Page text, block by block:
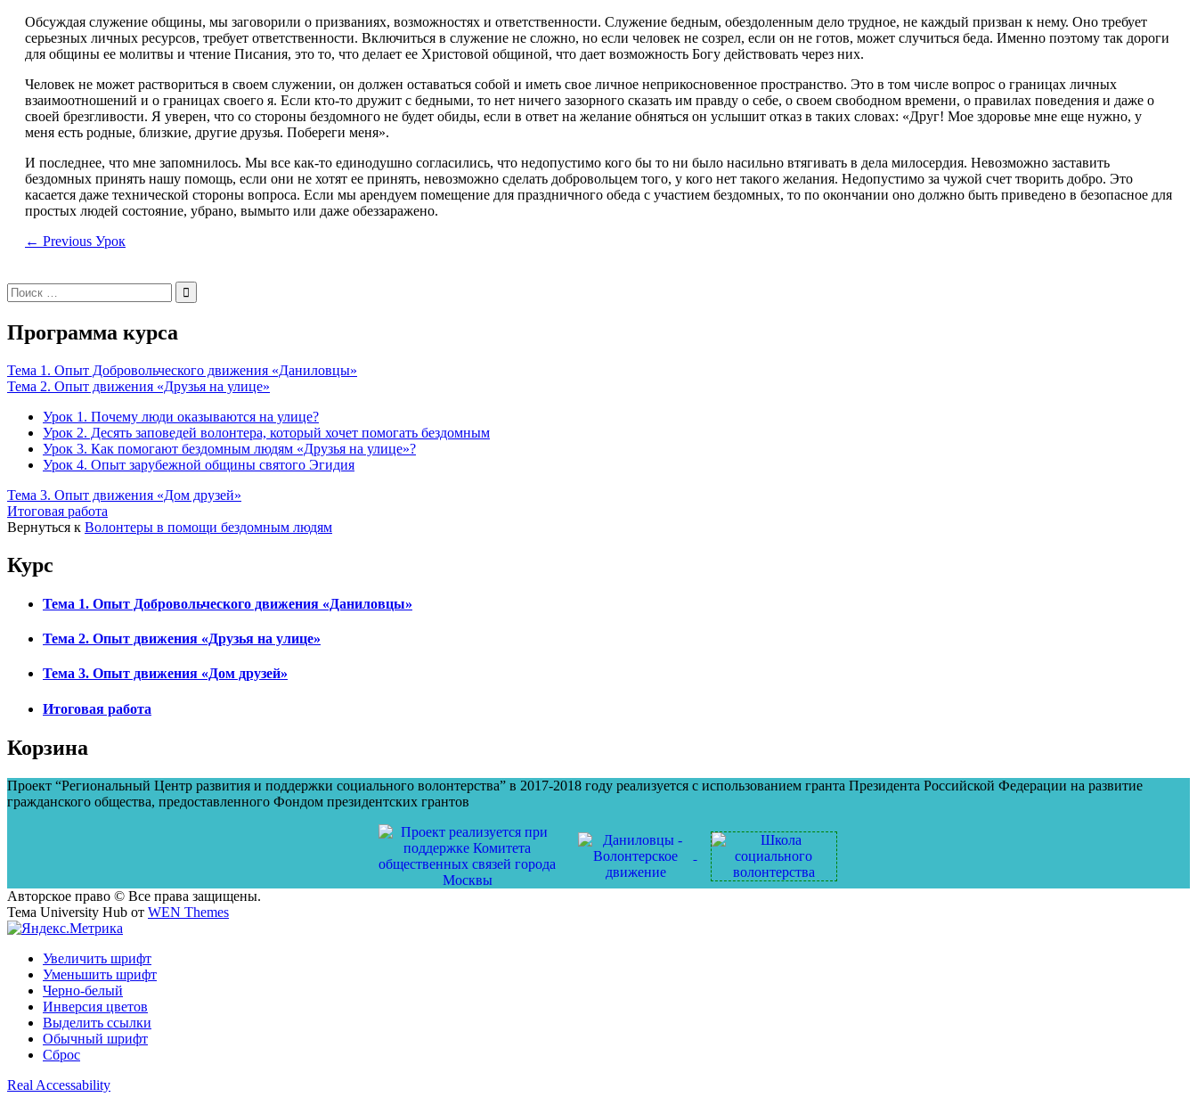
Обсуждая служение общины, мы заговорили о призваниях, возможностях и ответственности. Служение бедным, обездоленным дело трудное, не каждый призван к нему. Оно требует
серьезных личных ресурсов, требует ответственности. Включиться в служение не сложно, но если человек не созрел, если он не готов, может случиться беда. Именно поэтому так дороги
для общины ее молитвы и чтение Писания, это то, что делает ее Христовой общиной, что дает возможность Богу действовать через них.
Человек не может раствориться в своем служении, он должен оставаться собой и иметь свое личное неприкосновенное пространство. Это в том числе вопрос о границах личных
взаимоотношений и о границах своего я. Если кто-то дружит с бедными, то нет ничего зазорного сказать им правду о себе, о своем свободном времени, о правилах поведения и даже о
своей брезгливости. Я уверен, что со стороны бездомного не будет обиды, если в ответ на желание обняться он услышит отказ в таких словах: «Друг! Мое здоровье мне еще нужно, у
меня есть родные, близкие, другие друзья. Побереги меня».
И последнее, что мне запомнилось. Мы все как-то единодушно согласились, что недопустимо кого бы то ни было насильно втягивать в дела милосердия. Невозможно заставить
бездомных принять нашу помощь, если они не хотят ее принять, невозможно сделать добровольцем того, у кого нет такого желания. Недопустимо за чужой счет творить добро. Это
касается даже технической стороны вопроса. Если мы арендуем помещение для праздничного обеда с участием бездомных, то по окончании оно должно быть приведено в безопасное для
простых людей состояние, убрано, вымыто или даже обеззаражено.
← Previous Урок
Поиск
по:
Программа курса
Тема 1. Опыт Добровольческого движения «Даниловцы»
Тема 2. Опыт движения «Друзья на улице»
Урок 1. Почему люди оказываются на улице?
Урок 2. Десять заповедей волонтера, который хочет помогать бездомным
Урок 3. Как помогают бездомным людям «Друзья на улице»?
Урок 4. Опыт зарубежной общины святого Эгидия
Тема 3. Опыт движения «Дом друзей»
Итоговая работа
Вернуться к Волонтеры в помощи бездомным людям
Курс
Тема 1. Опыт Добровольческого движения «Даниловцы»
Тема 2. Опыт движения «Друзья на улице»
Тема 3. Опыт движения «Дом друзей»
Итоговая работа
Корзина
Проект “Региональный Центр развития и поддержки социального волонтерства” в 2017-2018 году реализуется с использованием гранта Президента Российской Федерации на развитие
гражданского общества, предоставленного Фондом президентских грантов
Авторское право © Все права защищены.
Тема University Hub от WEN Themes
Увеличить шрифт
Уменьшить шрифт
Черно-белый
Инверсия цветов
Выделить ссылки
Обычный шрифт
Сброс
Real Accessability